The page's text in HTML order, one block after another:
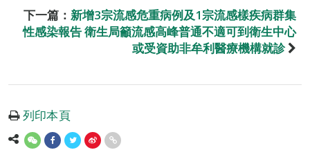
下一篇： 新增3宗流感危重病例及1宗流感樣疾病群集
性感染報告 衛生局籲流感高峰普通不適可到衛生中心
或受資助非牟利醫療機構就診
列印本頁